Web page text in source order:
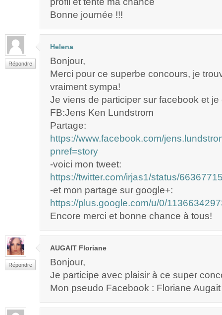
Bonne journée !!!
Répondre
Helena
Bonjour,
Merci pour ce superbe concours, je
vraiment sympa!
Je viens de participer sur facebook et
FB:Jens Ken Lundstrom
Partage:
https://www.facebook.com/
pnref=story
-voici mon tweet:
https://twitter.com/irjas1/status/
-et mon partage sur google+:
https://plus.google.com/u/0/
Encore merci et bonne chance à tous!
Répondre
AUGAIT Floriane
Bonjour,
Je participe avec plaisir à ce super
Mon pseudo Facebook : Floriane Augait